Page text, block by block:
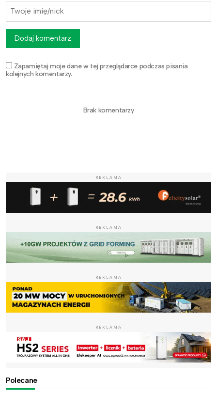
Zapamiętaj moje dane w tej przeglądarce podczas pisania
kolejnych komentarzy.
Dodaj komentarz
Brak komentarzy
REKLAMA
REKLAMA
REKLAMA
REKLAMA
Polecane